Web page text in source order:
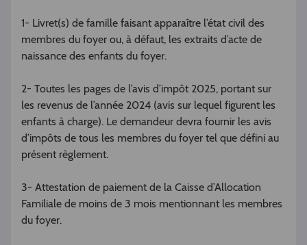
1- Livret(s) de famille faisant apparaître l’état civil des
membres du foyer ou, à défaut, les extraits d’acte de
naissance des enfants du foyer.
2- Toutes les pages de l’avis d’impôt 2025, portant sur
les revenus de l’année 2024 (avis sur lequel figurent les
enfants à charge). Le demandeur devra fournir les avis
d’impôts de tous les membres du foyer tel que défini au
présent règlement.
3- Attestation de paiement de la Caisse d’Allocation
Familiale de moins de 3 mois mentionnant les membres
du foyer.